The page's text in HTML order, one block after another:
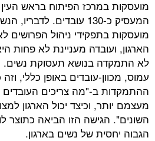
הפיתוח בראש העין אותו הוא
המעסיק כ-130 עובדים. לדבריו, הנשים בארגון
ניהול הפרושים לאורכו
מעניינת לא פחות היא
בנושא תעסוקת נשים. הארגון,
עובדים באופן כללי, וזה כולל את
ב-"מה צריכים העובדים כדי להפיק
וכיצד יכול הארגון למצוא איזון בין
הזו הביאה כתוצר לוואי את
של נשים בארגון.